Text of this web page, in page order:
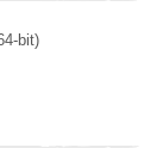
bit)